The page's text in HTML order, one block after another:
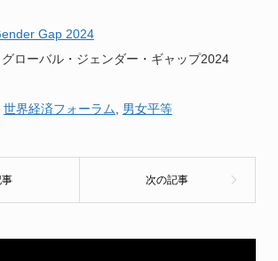
Gap 2024
グローバル・ジェンダー・ギャップ2024
世界経済フォーラム 男女平等